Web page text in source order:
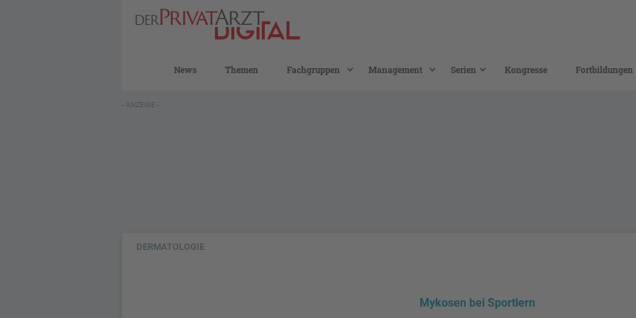
News Themen Fachgruppen Management Serien Kongresse Fortbildungen
- ANZEIGE -
DERMATOLOGIE
Mykosen bei Sportlern